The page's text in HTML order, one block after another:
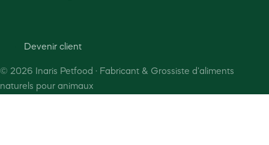
Devenir client
© 2026 Inaris Petfood · Fabricant & Grossiste d'aliments
naturels pour animaux